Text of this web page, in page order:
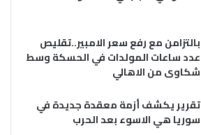
بالتزامن مع رفع سعر الامبير..تقليص
عدد ساعات المولدات في الحسكة وسط
شكاوى من الاهالي
تقرير يكشف أزمة معقدة جديدة في
سوريا هي الاسوء بعد الحرب